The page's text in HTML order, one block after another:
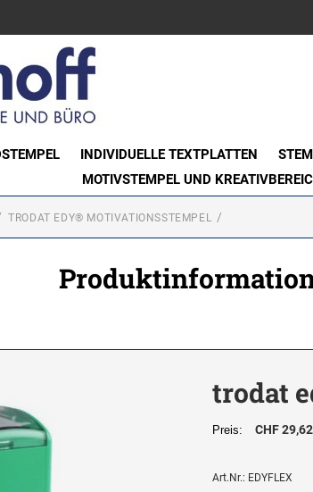
INDIVIDUELLE TEXTPLATTEN
MOTIVSTEMPEL UND
TRODAT EDY® MOTIVATIONSSTEMPEL
trodat
Preis: CHF
Art.Nr.: EDYFLEX